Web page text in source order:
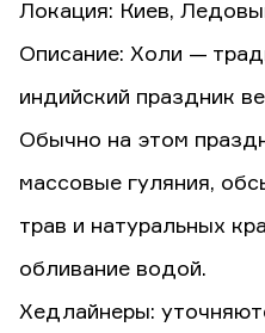
Локация: Киев,
Описание: Холи —
индийский праздник
Обычно на этом
массовые гуляния,
трав и натуральных
обливание водой.
Хедлайнеры: